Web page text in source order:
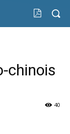
chinois
40